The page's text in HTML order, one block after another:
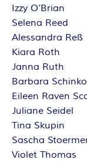
Izzy O’Brian
Selena Reed
Alessandra Reß
Kiara Roth
Janna Ruth
Barbara Schinko
Eileen Raven
Juliane Seidel
Tina Skupin
Sascha
Violet Thomas